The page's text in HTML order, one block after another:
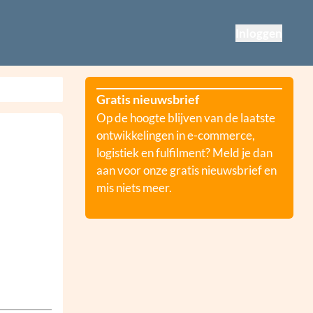
Gratis nieuwsbrief
Op de hoogte blijven van de laatste
ontwikkelingen in e-commerce,
logistiek en fulfilment? Meld je dan
aan voor onze gratis nieuwsbrief en
mis niets meer.